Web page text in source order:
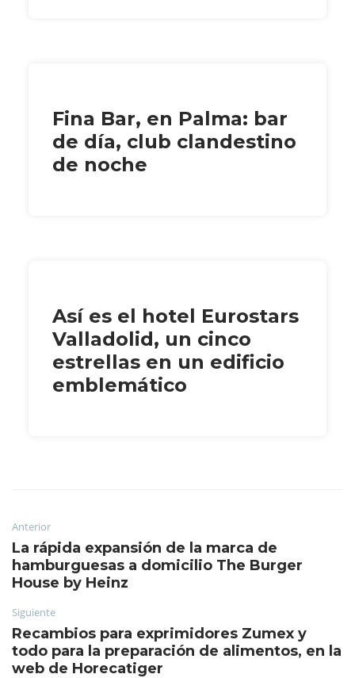
Fina Bar, en Palma: bar
de día, club clandestino
de noche
Así es el hotel Eurostars
Valladolid, un cinco
estrellas en un edificio
emblemático
Anterior
La rápida expansión de la marca de
hamburguesas a domicilio The Burger
House by Heinz
Siguiente
Recambios para exprimidores Zumex y
todo para la preparación de alimentos, en la
web de Horecatiger